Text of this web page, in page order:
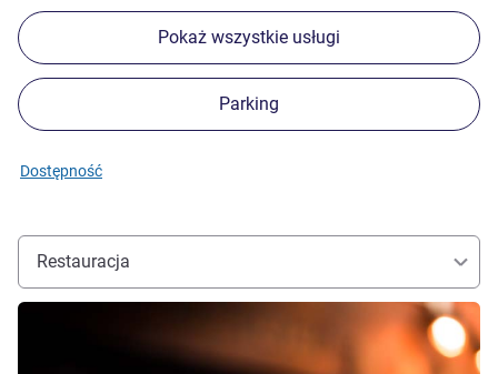
Pokaż wszystkie usługi
Parking
Dostępność
Restauracja
Pokaż szczegóły